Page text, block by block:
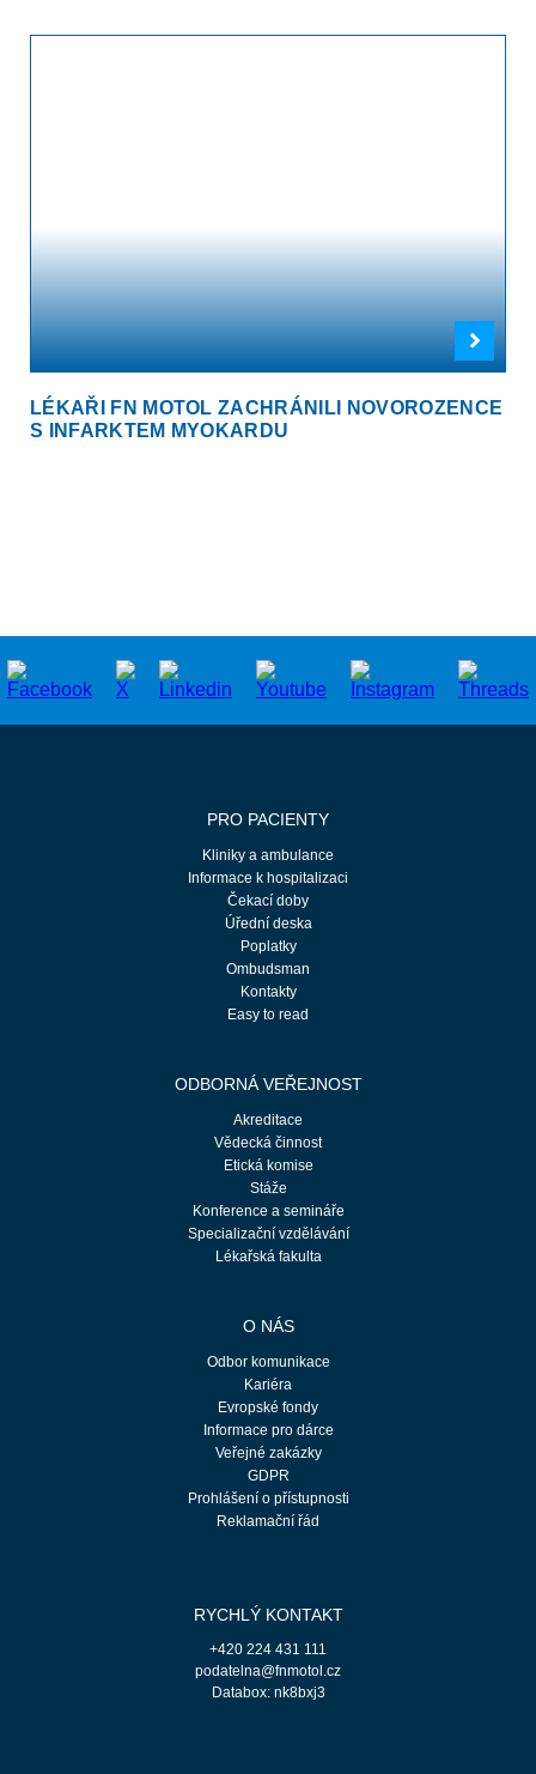
LÉKAŘI FN MOTOL ZACHRÁNILI NOVOROZENCE
S INFARKTEM MYOKARDU
PRO PACIENTY
Kliniky a ambulance
Informace k hospitalizaci
Čekací doby
Úřední deska
Poplatky
Ombudsman
Kontakty
Easy to read
ODBORNÁ VEŘEJNOST
Akreditace
Vědecká činnost
Etická komise
Stáže
Konference a semináře
Specializační vzdělávání
Lékařská fakulta
O NÁS
Odbor komunikace
Kariéra
Evropské fondy
Informace pro dárce
Veřejné zakázky
GDPR
Prohlášení o přístupnosti
Reklamační řád
RYCHLÝ KONTAKT
+420 224 431 111
podatelna@fnmotol.cz
Databox: nk8bxj3